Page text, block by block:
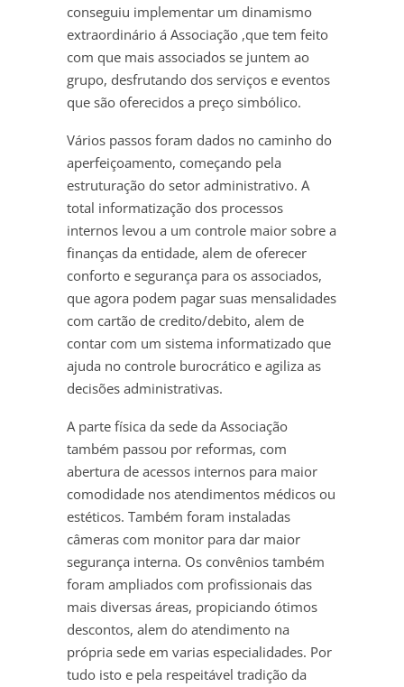
conseguiu implementar um dinamismo
extraordinário á Associação ,que tem feito
com que mais associados se juntem ao
grupo, desfrutando dos serviços e eventos
que são oferecidos a preço simbólico.
Vários passos foram dados no caminho do
aperfeiçoamento, começando pela
estruturação do setor administrativo. A
total informatização dos processos
internos levou a um controle maior sobre a
finanças da entidade, alem de oferecer
conforto e segurança para os associados,
que agora podem pagar suas mensalidades
com cartão de credito/debito, alem de
contar com um sistema informatizado que
ajuda no controle burocrático e agiliza as
decisões administrativas.
A parte física da sede da Associação
também passou por reformas, com
abertura de acessos internos para maior
comodidade nos atendimentos médicos ou
estéticos. Também foram instaladas
câmeras com monitor para dar maior
segurança interna. Os convênios também
foram ampliados com profissionais das
mais diversas áreas, propiciando ótimos
descontos, alem do atendimento na
própria sede em varias especialidades. Por
tudo isto e pela respeitável tradição da